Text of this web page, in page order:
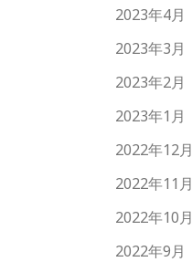
2023年4月
2023年3月
2023年2月
2023年1月
2022年12月
2022年11月
2022年10月
2022年9月